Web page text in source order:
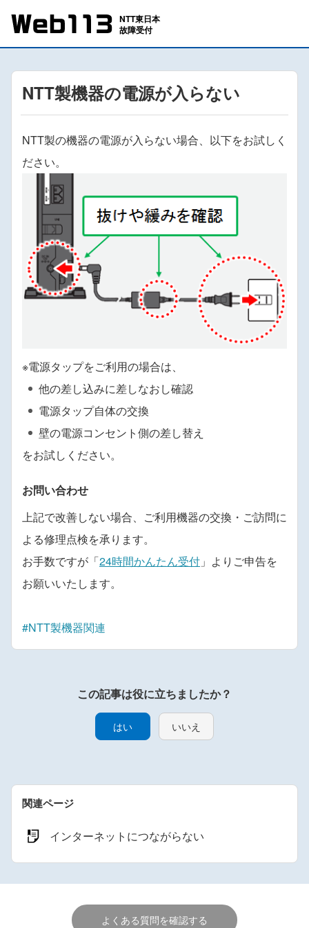
NTT製機器の電源が入らない
NTT製の機器の電源が入らない場合、以下をお試しく
ださい。
※電源タップをご利用の場合は、
他の差し込みに差しなおし確認
電源タップ自体の交換
壁の電源コンセント側の差し替え
をお試しください。
お問い合わせ
上記で改善しない場合、ご利用機器の交換・ご訪問に
よる修理点検を承ります。
お手数ですが「24時間かんたん受付 」よりご申告を
お願いいたします。
#NTT製機器関連
はい いいえ
関連ページ
インターネットにつながらない
よくある質問を確認する